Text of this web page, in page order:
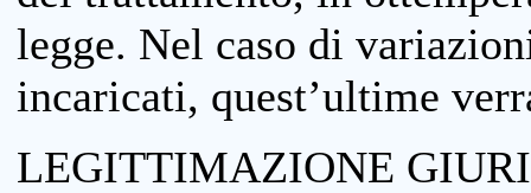
legge. Nel caso di
incaricati, quest’ultime
LEGITTIMAZIONE